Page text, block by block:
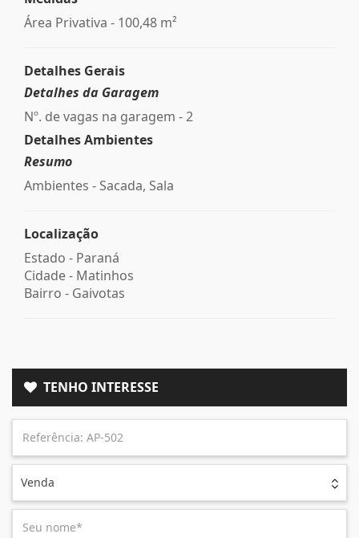
Área Privativa - 100,48 m²
Detalhes Gerais
Detalhes da Garagem
Nº. de vagas na garagem - 2
Detalhes Ambientes
Resumo
Ambientes - Sacada, Sala
Localização
Estado - Paraná
Cidade - Matinhos
Bairro - Gaivotas
TENHO INTERESSE
Venda